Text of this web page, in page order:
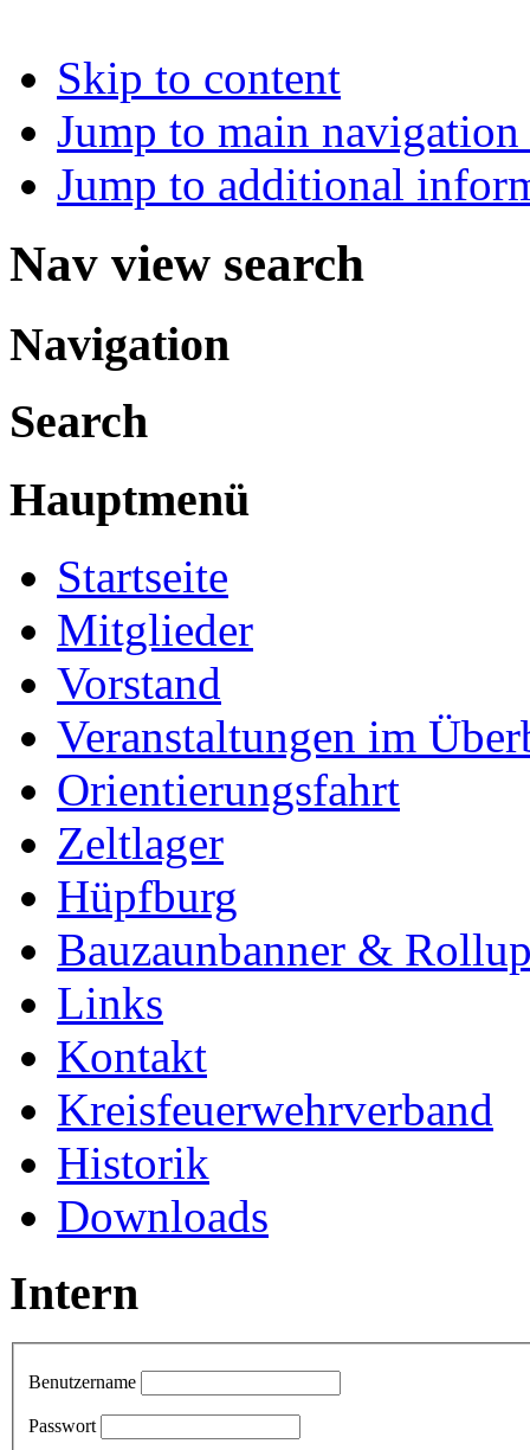
Skip to content
Jump to main
Jump to additional
Nav view search
Navigation
Search
Hauptmenü
Startseite
Mitglieder
Vorstand
Veranstaltungen im
Orientierungsfahrt
Zeltlager
Hüpfburg
Bauzaunbanner &
Links
Kontakt
Kreisfeuerwehrverband
Historik
Downloads
Intern
Benutzername
Passwort